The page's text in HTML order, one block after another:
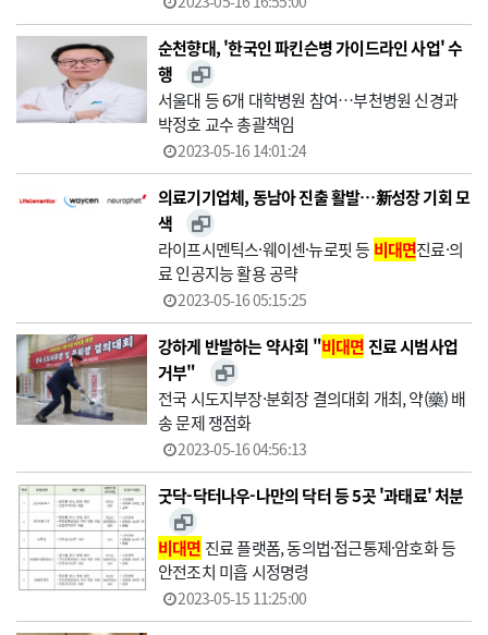
순천향대, '한국인 파킨슨병 가이드라인 사업' 수
행
서울대 등 6개 대학병원 참여…부천병원 신경과
박정호 교수 총괄책임
2023-05-16 14:01:24
의료기기업체, 동남아 진출 활발…新성장 기회 모
색
라이프시멘틱스·웨이센·뉴로핏 등 비대면진료·의
료 인공지능 활용 공략
2023-05-16 05:15:25
강하게 반발하는 약사회 "비대면 진료 시범사업
거부"
전국 시도지부장·분회장 결의대회 개최, 약(藥) 배
송 문제 쟁점화
2023-05-16 04:56:13
굿닥-닥터나우-나만의 닥터 등 5곳 '과태료' 처분
비대면 진료 플랫폼, 동의법·접근통제·암호화 등
안전조치 미흡 시정명령
2023-05-15 11:25:00